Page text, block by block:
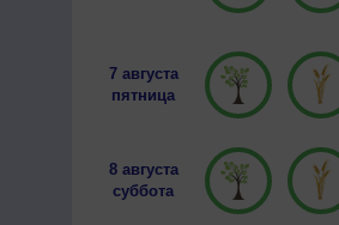
7 августа
пятница
8 августа
суббота